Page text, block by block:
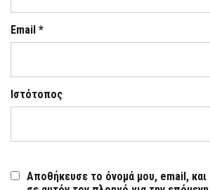
Email *
Ιστότοπος
Αποθήκευσε το όνομά μου, email,